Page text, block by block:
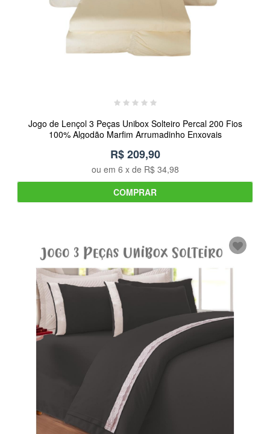
Jogo de Lençol 3 Peças Unibox Solteiro Percal 200 Fios
100% Algodão Marfim Arrumadinho Enxovais
R$ 209,90
ou em 6 x de R$ 34,98
COMPRAR